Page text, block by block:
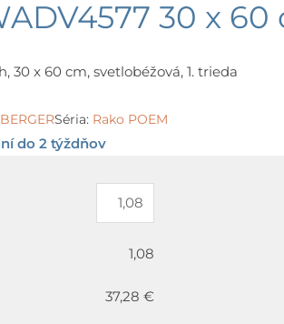
30 x 60
30 x 60 cm, svetlobéžová, 1. trieda
Séria: Rako POEM
do 2 týždňov
1,08
37,28 €